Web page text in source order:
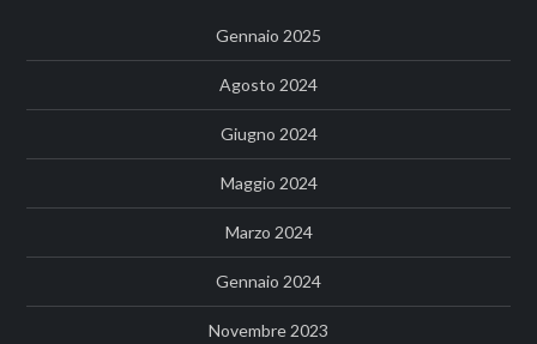
Gennaio 2025
Agosto 2024
Giugno 2024
Maggio 2024
Marzo 2024
Gennaio 2024
Novembre 2023